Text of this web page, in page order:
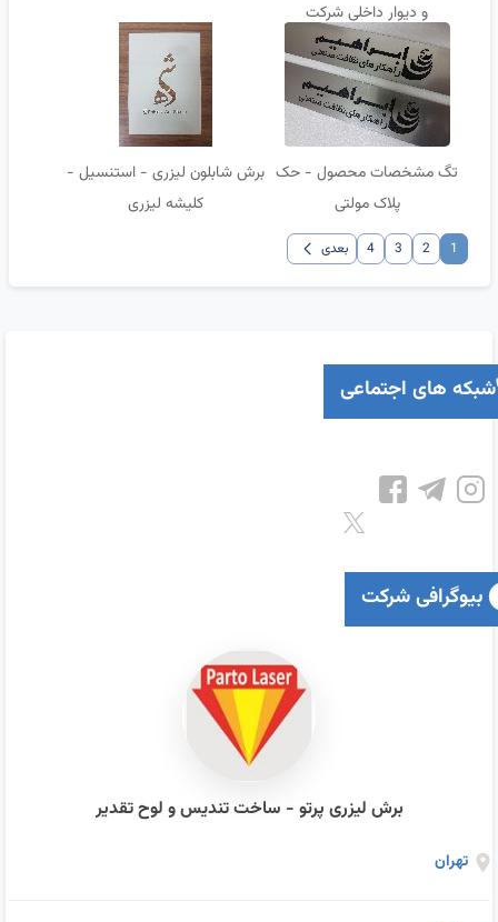
و دیوار داخلی شرکت
تگ مشخصات محصول - حک
پلاک مولتی
برش شابلون لیزری - استنسیل -
کلیشه لیزری
1
2
3
4 بعدی chevron_left
شبکه های اجتماعی
بیوگرافی شرکت
برش لیزری پرتو - ساخت تندیس و لوح تقدیر
تهران